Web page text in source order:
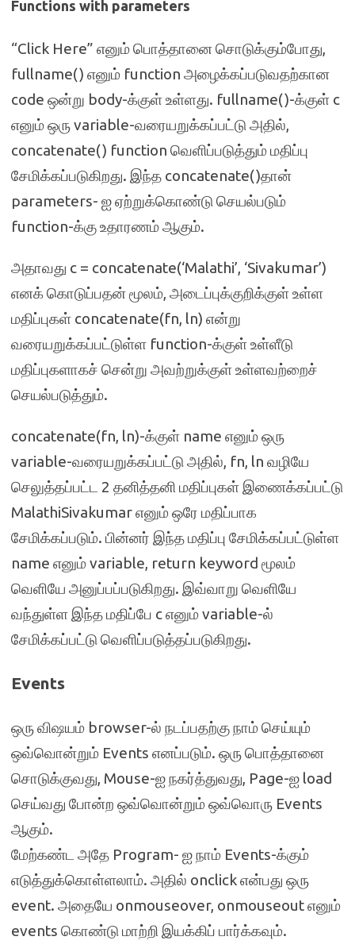
Functions with parameters
“Click Here” எனும் பொத்தானை சொடுக்கும்போது,
fullname() எனும் function அழைக்கப்படுவதற்கான
code ஒன்று body-க்குள் உள்ளது. fullname()-க்குள் c
எனும் ஒரு variable-வரையறுக்கப்பட்டு அதில்,
concatenate() function வெளிப்படுத்தும் மதிப்பு
சேமிக்கப்படுகிறது. இந்த concatenate()தான்
parameters- ஐ ஏற்றுக்கொண்டு செயல்படும்
function-க்கு உதாரணம் ஆகும்.
அதாவது c = concatenate(‘Malathi’, ‘Sivakumar’)
எனக் கொடுப்பதன் மூலம், அடைப்புக்குறிக்குள் உள்ள
மதிப்புகள் concatenate(fn, ln) என்று
வரையறுக்கப்பட்டுள்ள function-க்குள் உள்ளீடு
மதிப்புகளாகச் சென்று அவற்றுக்குள் உள்ளவற்றைச்
செயல்படுத்தும்.
concatenate(fn, ln)-க்குள் name எனும் ஒரு
variable-வரையறுக்கப்பட்டு அதில், fn, ln வழியே
செலுத்தப்பட்ட 2 தனித்தனி மதிப்புகள் இணைக்கப்பட்டு
MalathiSivakumar எனும் ஒரே மதிப்பாக
சேமிக்கப்படும். பின்னர் இந்த மதிப்பு சேமிக்கப்பட்டுள்ள
name எனும் variable, return keyword மூலம்
வெளியே அனுப்பப்படுகிறது. இவ்வாறு வெளியே
வந்துள்ள இந்த மதிப்பே c எனும் variable-ல்
சேமிக்கப்பட்டு வெளிப்படுத்தப்படுகிறது.
Events
ஒரு விஷயம் browser-ல் நடப்பதற்கு நாம் செய்யும்
ஒவ்வொன்றும் Events எனப்படும். ஒரு பொத்தானை
சொடுக்குவது, Mouse-ஐ நகர்த்துவது, Page-ஐ load
செய்வது போன்ற ஒவ்வொன்றும் ஒவ்வொரு Events
ஆகும்.
மேற்கண்ட அதே Program- ஐ நாம் Events-க்கும்
எடுத்துக்கொள்ளலாம். அதில் onclick என்பது ஒரு
event. அதையே onmouseover, onmouseout எனும்
events கொண்டு மாற்றி இயக்கிப் பார்க்கவும்.